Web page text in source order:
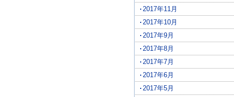
2017年11月
2017年10月
2017年9月
2017年8月
2017年7月
2017年6月
2017年5月